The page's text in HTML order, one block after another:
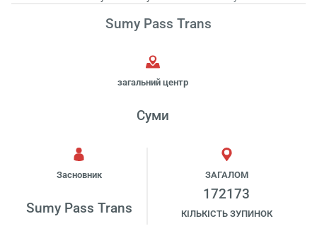
Sumy Pass Trans
загальний центр
Суми
Засновник
Sumy Pass Trans
ЗАГАЛОМ
172173
КІЛЬКІСТЬ ЗУПИНОК